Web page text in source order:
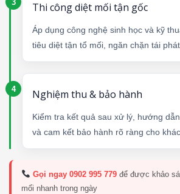
Thi công diệt mối tận gốc
Áp dụng công nghệ sinh học và kỹ
tiêu diệt tận tổ mối, ngăn chặn tái phát
Nghiệm thu & bảo hành
Kiểm tra kết quả sau xử lý, hướng
và cam kết bảo hành rõ ràng cho
Gọi ngay 0902 995 779để được khảo
mối nhanh trong ngày